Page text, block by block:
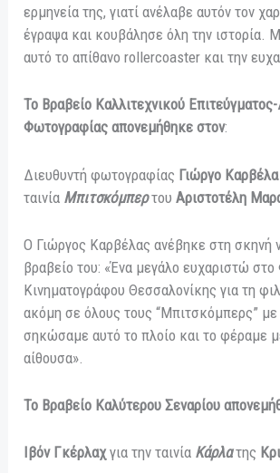
ερμηνεία της, γιατί ανέλαβε αυτόν τον
έγραψα και κουβάλησε όλη την ιστορία.
αυτό το απίθανο rollercoaster και την
Το Βραβείο Καλλιτεχνικού
Φωτογραφίας απονεμήθηκε στον:
Διευθυντή φωτογραφίας Γιώργο
ταινία Μπιτσκόμπερτου Αριστοτέλη
Ο Γιώργος Καρβέλας ανέβηκε στη σκηνή
βραβείο του: «Ένα μεγάλο ευχαριστώ στο
Κινηματογράφου Θεσσαλονίκης για τη
ακόμη σε όλους τους “Μπιτσκόμπερς” με
σηκώσαμε αυτό το πλοίο και το φέραμε
αίθουσα».
Το Βραβείο Καλύτερου Σεναρίου
Ιβόν Γκέρλαχγια την ταινία Κάρλατης